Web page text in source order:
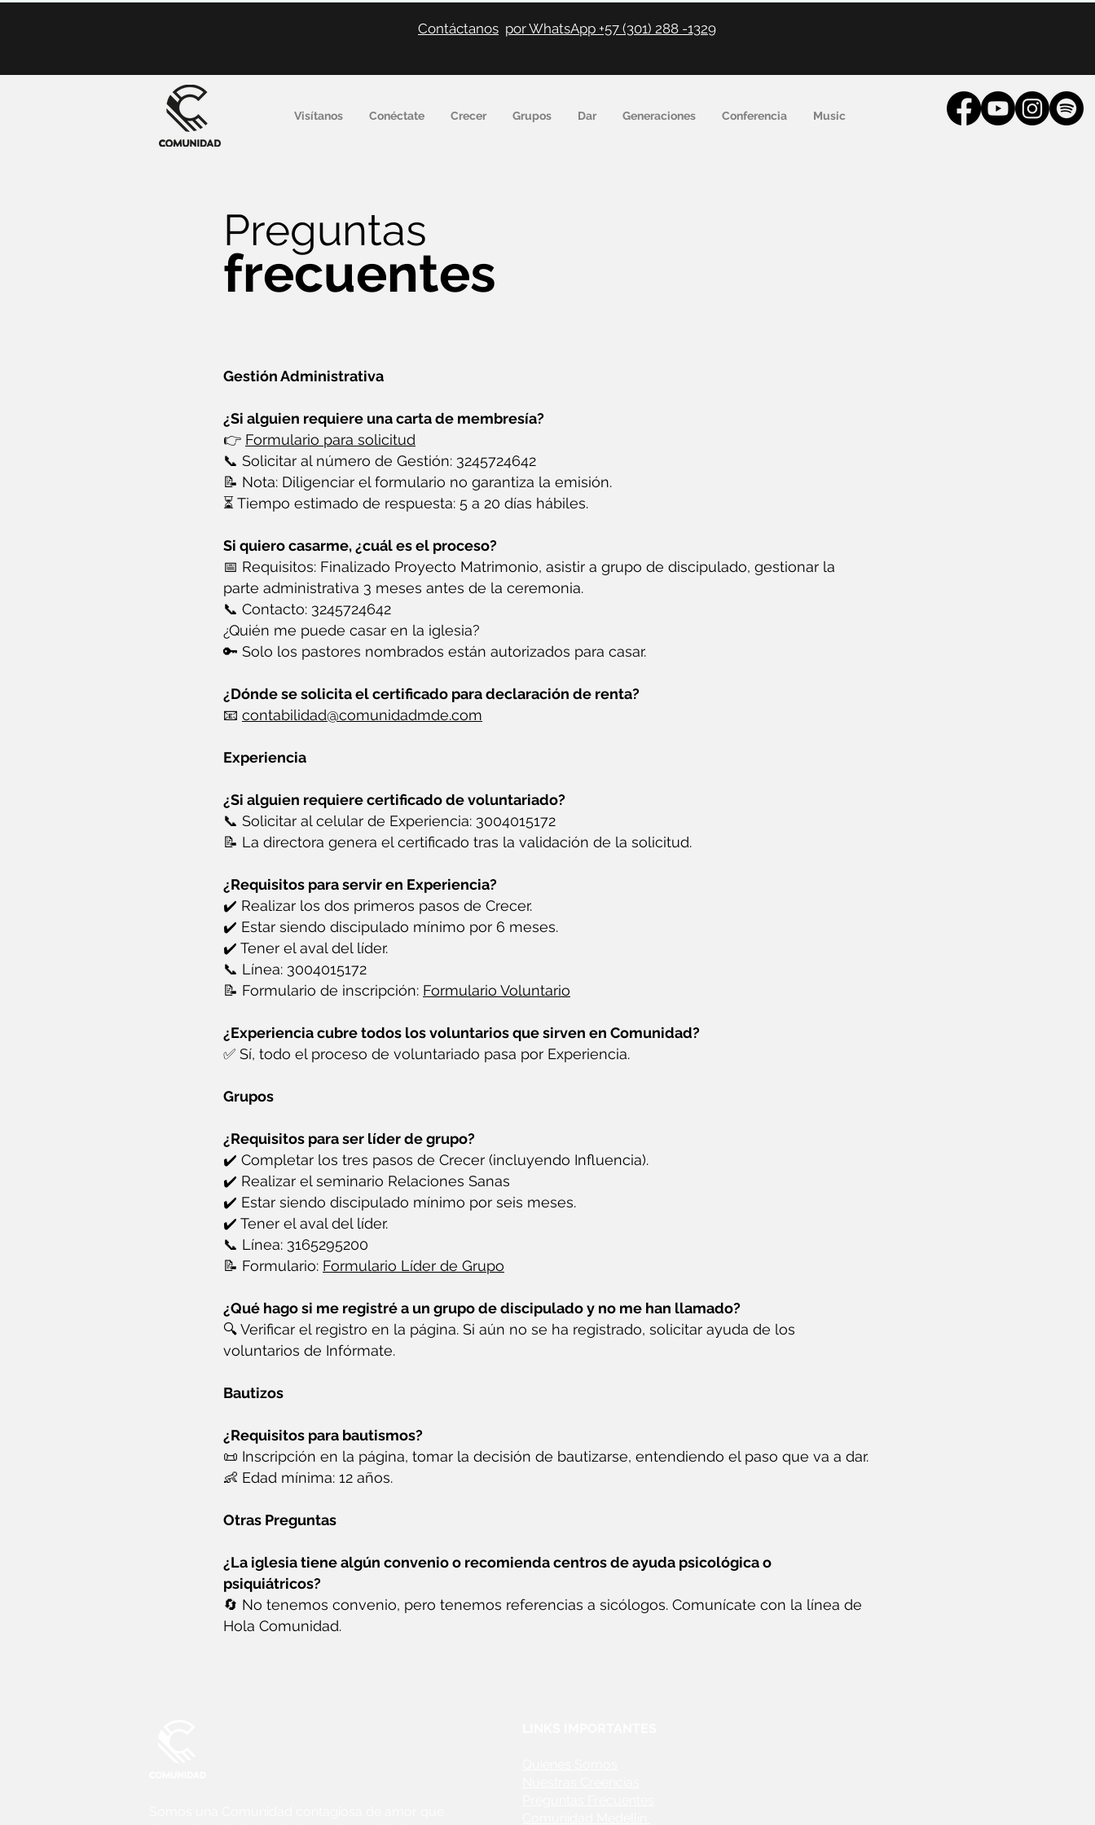
por WhatsApp +57 (301) 288 -1329
Contáctanos
Visítanos Conéctate Crecer Grupos Dar Generaciones Conferencia Music
Preguntas
frecuentes
Gestión Administrativa
¿Si alguien requiere una carta de membresía?
👉 Formulario para solicitud
📞 Solicitar al número de Gestión: 3245724642
📝 Nota: Diligenciar el formulario no garantiza la emisión.
⏳ Tiempo estimado de respuesta: 5 a 20 días hábiles.
Si quiero casarme, ¿cuál es el proceso?
📅 Requisitos: Finalizado Proyecto Matrimonio, asistir a grupo de discipulado, gestionar la
parte administrativa 3 meses antes de la ceremonia.
📞 Contacto: 3245724642
¿Quién me puede casar en la iglesia?
🔑 Solo los pastores nombrados están autorizados para casar.
¿Dónde se solicita el certificado para declaración de renta?
📧 contabilidad@comunidadmde.com
Experiencia
¿Si alguien requiere certificado de voluntariado?
📞 Solicitar al celular de Experiencia: 3004015172
📝 La directora genera el certificado tras la validación de la solicitud.
¿Requisitos para servir en Experiencia?
✔️ Realizar los dos primeros pasos de Crecer.
✔️ Estar siendo discipulado mínimo por 6 meses.
✔️ Tener el aval del líder.
📞 Línea: 3004015172
📝 Formulario de inscripción: Formulario Voluntario
¿Experiencia cubre todos los voluntarios que sirven en Comunidad?
✅ Sí, todo el proceso de voluntariado pasa por Experiencia.
Grupos
¿Requisitos para ser líder de grupo?
✔️ Completar los tres pasos de Crecer (incluyendo Influencia).
✔️ Realizar el seminario Relaciones Sanas
✔️ Estar siendo discipulado mínimo por seis meses.
✔️ Tener el aval del líder.
📞 Línea: 3165295200
📝 Formulario: Formulario Líder de Grupo
¿Qué hago si me registré a un grupo de discipulado y no me han llamado?
🔍 Verificar el registro en la página. Si aún no se ha registrado, solicitar ayuda de los
voluntarios de Infórmate.
Bautizos
¿Requisitos para bautismos?
📜 Inscripción en la página, tomar la decisión de bautizarse, entendiendo el paso que va a dar.
👶 Edad mínima: 12 años.
Otras Preguntas
¿La iglesia tiene algún convenio o recomienda centros de ayuda psicológica o
psiquiátricos?
🔄 No tenemos convenio, pero tenemos referencias a sicólogos. Comunícate con la línea de
Hola Comunidad.